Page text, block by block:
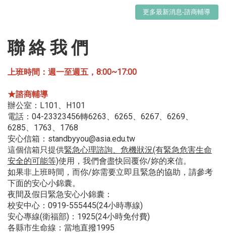
更多最新消息-諮商輔導
聯 絡 我 們
上班時間：週一至週五，8:00~17:00
★諮商輔導
辦公室：L101、H101
電話：04-23323456轉6263、6265、6267、6269、
6285、1763、1768
安心信箱：standbyyou@asia.edu.tw
這個信箱只提供緊急心理諮詢、危機狀況(有緊急危害生命
安全的可能等)使用，我們會盡快回覆你/妳的來信。
如果非上班時間，而你/妳需要立即且緊急的協助，請參考
下面的安心小錦囊。
夜間及假日緊急安心小錦囊：
校安中心：0919-555445(24小時專線)
安心專線(衛福部)：1925(24小時免付費)
各縣市生命線：當地直撥1995